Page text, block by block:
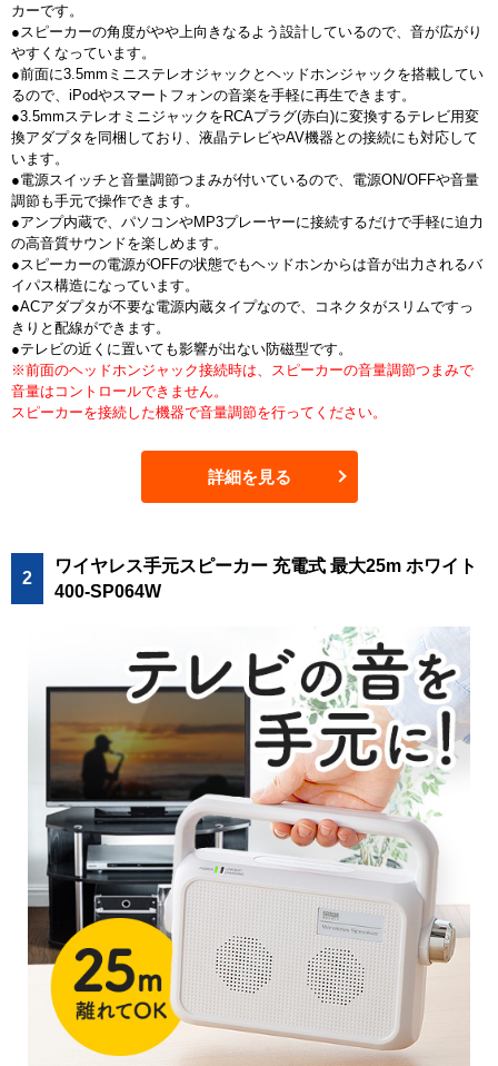
カーです。
●スピーカーの角度がやや上向きなるよう設計しているので、音が広がり
やすくなっています。
●前面に3.5mmミニステレオジャックとヘッドホンジャックを搭載してい
るので、iPodやスマートフォンの音楽を手軽に再生できます。
●3.5mmステレオミニジャックをRCAプラグ(赤白)に変換するテレビ用変
換アダプタを同梱しており、液晶テレビやAV機器との接続にも対応して
います。
●電源スイッチと音量調節つまみが付いているので、電源ON/OFFや音量
調節も手元で操作できます。
●アンプ内蔵で、パソコンやMP3プレーヤーに接続するだけで手軽に迫力
の高音質サウンドを楽しめます。
●スピーカーの電源がOFFの状態でもヘッドホンからは音が出力されるバ
イパス構造になっています。
●ACアダプタが不要な電源内蔵タイプなので、コネクタがスリムですっ
きりと配線ができます。
●テレビの近くに置いても影響が出ない防磁型です。
※前面のヘッドホンジャック接続時は、スピーカーの音量調節つまみで
音量はコントロールできません。
スピーカーを接続した機器で音量調節を行ってください。
詳細を見る
2
ワイヤレス手元スピーカー 充電式 最大25m ホワイト
400-SP064W